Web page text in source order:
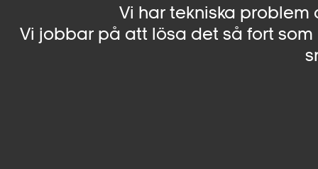
Vi har tekniska problem
Vi jobbar på att lösa det så fort